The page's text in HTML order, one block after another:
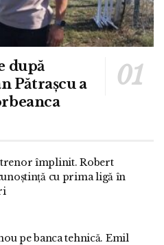
după
Pătrașcu a
împlinit. Robert
cu prima ligă în
pe banca tehnică. Emil